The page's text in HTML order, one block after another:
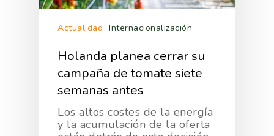
Actualidad Internacionalización
Holanda planea cerrar su
campaña de tomate siete
semanas antes
Los altos costes de la energía
y la acumulación de la oferta